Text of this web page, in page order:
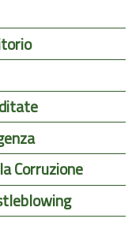
Corruzione